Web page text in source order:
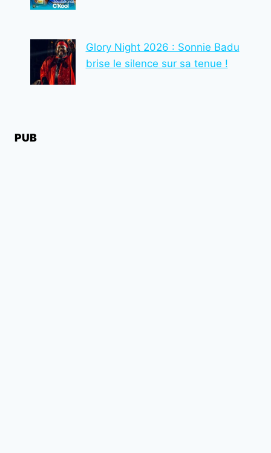
Glory Night 2026 : Sonnie Badu
brise le silence sur sa tenue !
PUB